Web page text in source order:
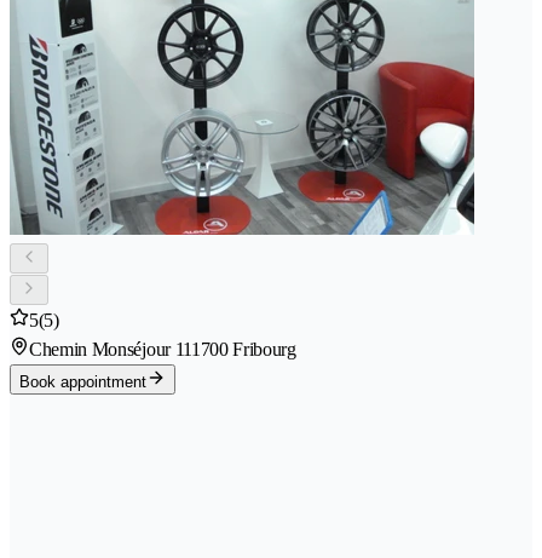
5(5)
Chemin Monséjour 111700 Fribourg
Book appointment